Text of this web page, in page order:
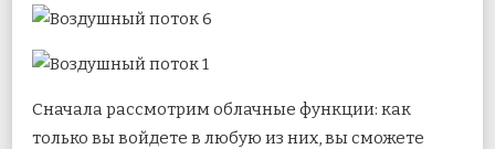
Сначала рассмотрим облачные функции: как
только вы войдете в любую из них, вы сможете